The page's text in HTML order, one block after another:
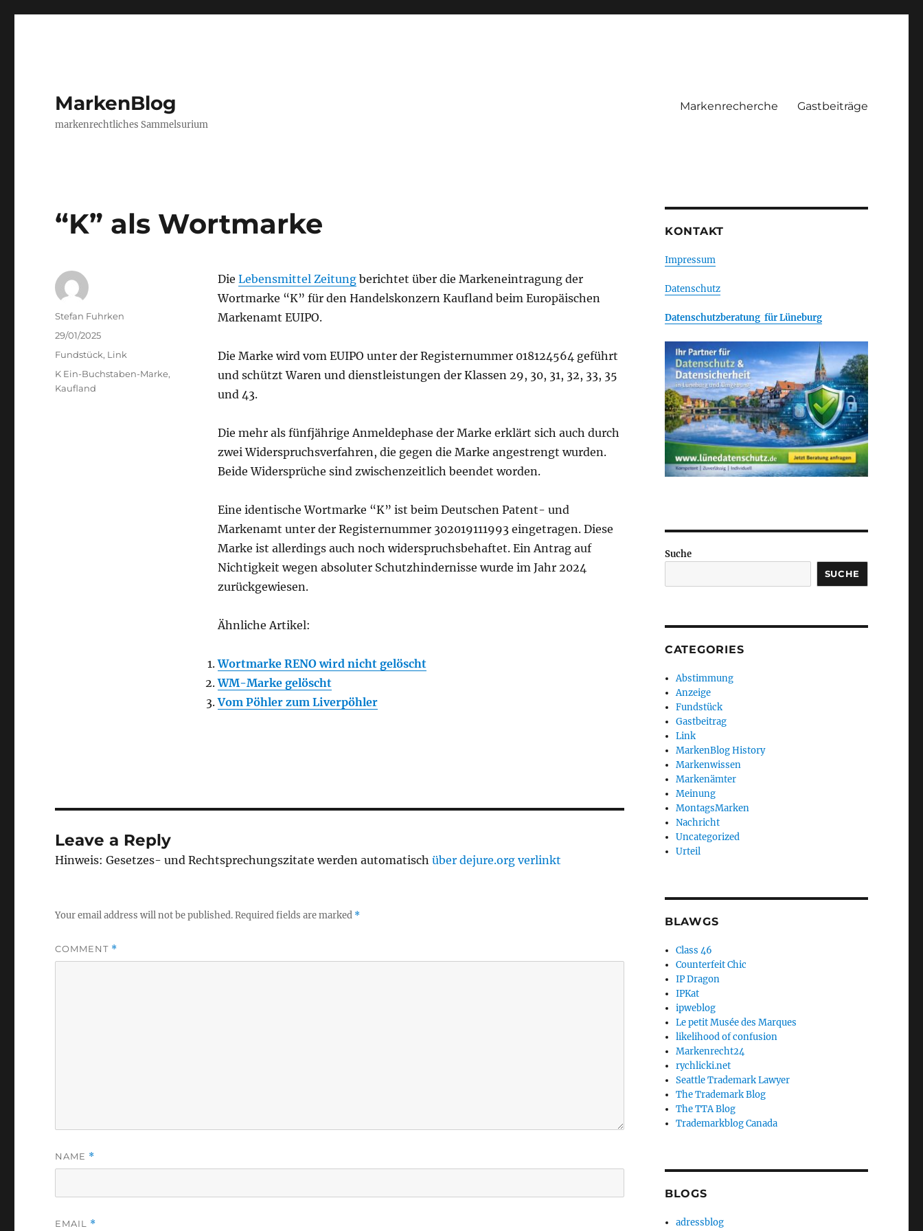
MarkenBlog
markenrechtliches Sammelsurium
Markenrecherche Gastbeiträge
“K” als Wortmarke
Die Lebensmittel Zeitungberichtet über die Markeneintragung der
Wortmarke “K” für den Handelskonzern Kaufland beim Europäischen
Markenamt EUIPO.
Die Marke wird vom EUIPO unter der Registernummer 018124564 geführt
und schützt Waren und dienstleistungen der Klassen 29, 30, 31, 32, 33, 35
und 43.
Die mehr als fünfjährige Anmeldephase der Marke erklärt sich auch durch
zwei Widerspruchsverfahren, die gegen die Marke angestrengt wurden.
Beide Widersprüche sind zwischenzeitlich beendet worden.
Eine identische Wortmarke “K” ist beim Deutschen Patent- und
Markenamt unter der Registernummer 302019111993 eingetragen. Diese
Marke ist allerdings auch noch widerspruchsbehaftet. Ein Antrag auf
Nichtigkeit wegen absoluter Schutzhindernisse wurde im Jahr 2024
zurückgewiesen.
Ähnliche Artikel:
Wortmarke RENO wird nicht gelöscht
WM-Marke gelöscht
Vom Pöhler zum Liverpöhler
Author
Stefan Fuhrken
Posted
29/01/2025
Categories
Fundstück, Link
Tags
K Ein-Buchstaben-Marke,
Kaufland
Leave a Reply
Hinweis: Gesetzes- und Rechtsprechungszitate werden automatischüber dejure.org verlinkt
Your email address will not be published.Required fields are marked *
COMMENT *
NAME *
EMAIL *
KONTAKT
Impressum
Datenschutz
Datenschutzberatung für Lüneburg
Suche
SUCHE
CATEGORIES
Abstimmung
Anzeige
Fundstück
Gastbeitrag
Link
MarkenBlog History
Markenwissen
Markenämter
Meinung
MontagsMarken
Nachricht
Uncategorized
Urteil
BLAWGS
Class 46
Counterfeit Chic
IP Dragon
IPKat
ipweblog
Le petit Musée des Marques
likelihood of confusion
Markenrecht24
rychlicki.net
Seattle Trademark Lawyer
The Trademark Blog
The TTA Blog
Trademarkblog Canada
BLOGS
adressblog